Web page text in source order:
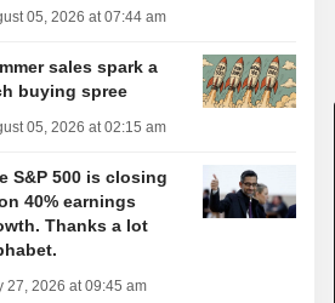
05, 2026 at 07:44 am
sales spark a
buying spree
05, 2026 at 02:15 am
S&P 500 is closing
40% earnings
Thanks a lot
27, 2026 at 09:45 am